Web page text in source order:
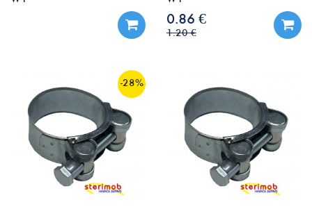
0.86 €
1.20 €
-28%